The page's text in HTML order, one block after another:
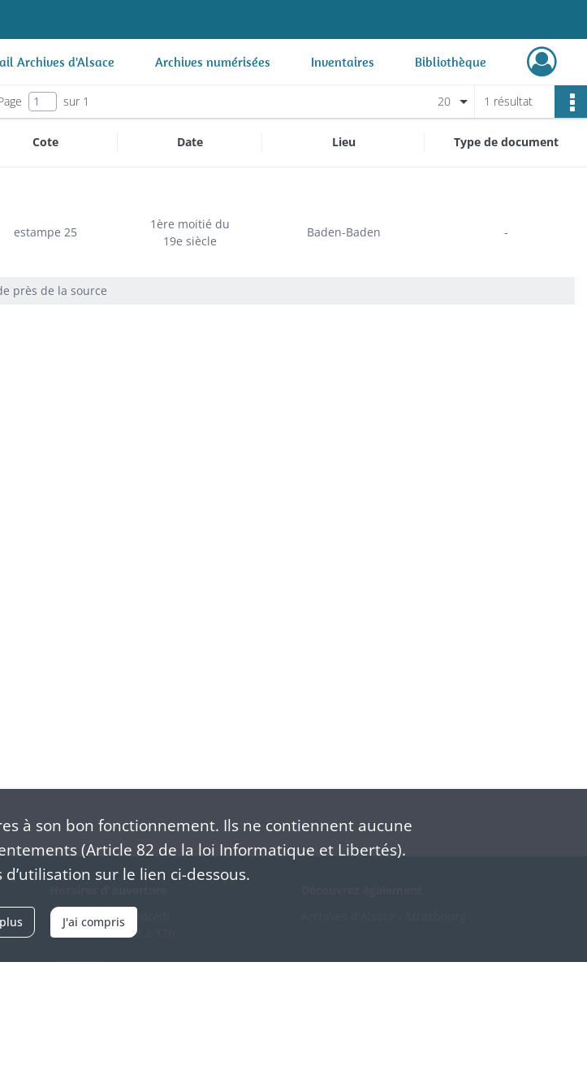
Archives d'Alsace Archives numérisées Inventaires Bibliothèque
sur 1 1 résultat
20
Cote Date Lieu Type de document
estampe 25
1ère moitié du
19e siècle
Baden-Baden -
près de la source
Du mardi au vendredi
en continu de 9h à 17h
à son bon fonctionnement. Ils ne contiennent aucune
(Article 82 de la loi Informatique et Libertés).
sur le lien ci-dessous.
J'ai compris